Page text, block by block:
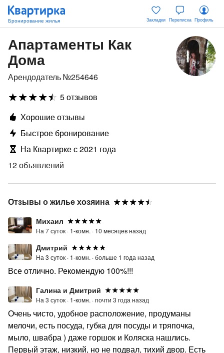
Закладки Переписка Профиль
Апартаменты Как
Дома
Арендодатель №254646
5 отзывов
Хорошие отзывы
Быстрое бронирование
На Квартирке с 2021 года
12 объявлений
Отзывы о жилье хозяина
Михаил
На 7 суток · 1-комн. · 10 месяцев назад
Дмитрий
На 3 суток · 1-комн. ·больше 1 года назад
Все отлично. Рекомендую 100%!!!
Галина и Дмитрий
На 3 суток · 1-комн. ·почти 3 года назад
Очень чисто, удобное расположение, продуманы
мелочи, есть посуда, губка для посуды и тряпочка,
мыло, швабра ) даже горшок и Коляска нашлись.
Первый этаж, низкий, но не подвал, тихий двор. Есть